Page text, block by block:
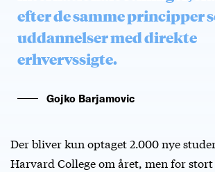
efter de samme principper
uddannelser med direkte
erhvervssigte.
Gojko Barjamovic
Der bliver kun optaget 2.000 nye
Harvard College om året, men for stort